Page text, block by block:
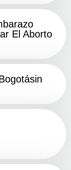
El Aborto